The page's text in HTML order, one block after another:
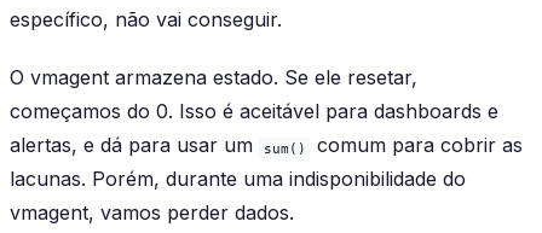
específico, não vai conseguir.
O vmagent armazena estado. Se ele resetar,
começamos do 0. Isso é aceitável para dashboards e
alertas, e dá para usar um
sum()
comum para cobrir as
lacunas. Porém, durante uma indisponibilidade do
vmagent, vamos perder dados.